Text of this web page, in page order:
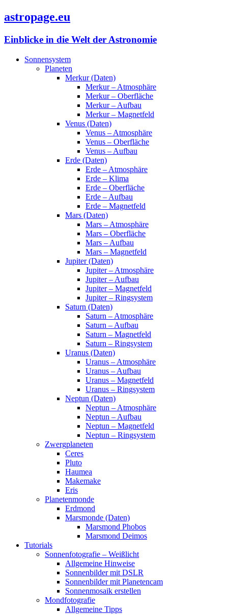
astropage.eu
Einblicke in die Welt der Astronomie
Sonnensystem
Planeten
Merkur (Daten)
Merkur – Atmosphäre
Merkur – Oberfläche
Merkur – Aufbau
Merkur – Magnetfeld
Venus (Daten)
Venus – Atmosphäre
Venus – Oberfläche
Venus – Aufbau
Erde (Daten)
Erde – Atmosphäre
Erde – Klima
Erde – Oberfläche
Erde – Aufbau
Erde – Magnetfeld
Mars (Daten)
Mars – Atmosphäre
Mars – Oberfläche
Mars – Aufbau
Mars – Magnetfeld
Jupiter (Daten)
Jupiter – Atmosphäre
Jupiter – Aufbau
Jupiter – Magnetfeld
Jupiter – Ringsystem
Saturn (Daten)
Saturn – Atmosphäre
Saturn – Aufbau
Saturn – Magnetfeld
Saturn – Ringsystem
Uranus (Daten)
Uranus – Atmosphäre
Uranus – Aufbau
Uranus – Magnetfeld
Uranus – Ringsystem
Neptun (Daten)
Neptun – Atmosphäre
Neptun – Aufbau
Neptun – Magnetfeld
Neptun – Ringsystem
Zwergplaneten
Ceres
Pluto
Haumea
Makemake
Eris
Planetenmonde
Erdmond
Marsmonde (Daten)
Marsmond Phobos
Marsmond Deimos
Tutorials
Sonnenfotografie – Weißlicht
Allgemeine Hinweise
Sonnenbilder mit DSLR
Sonnenbilder mit Planetencam
Sonnenmosaik erstellen
Mondfotografie
Allgemeine Tipps